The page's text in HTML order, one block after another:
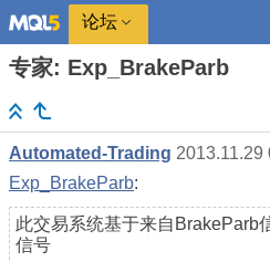
论坛
专家: Exp_BrakeParb
Automated-Trading 2013.11.29
Exp_BrakeParb:
此交易系统基于来自BrakeParb
信号